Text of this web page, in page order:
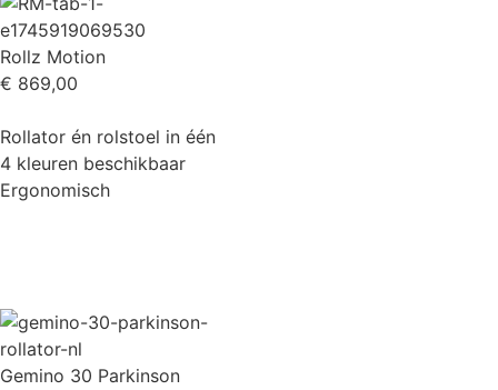
Rollz Motion
€ 869,00
Rollator én rolstoel in één
4 kleuren beschikbaar
Ergonomisch
Gemino 30 Parkinson